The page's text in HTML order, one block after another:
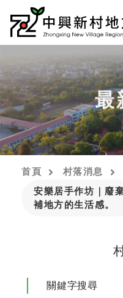
最
首頁 村落消息
安樂居手作坊｜廢
補地方的生活感。
關鍵字搜尋